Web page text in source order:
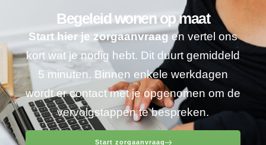
Begeleid wonen op maat
Start hier je zorgaanvraagen vertel ons
kort wat je nodig hebt. Dit duurt gemiddeld
5 minuten. Binnen enkele werkdagen
wordt er contact met je opgenomen om de
vervolgstappen te bespreken.
Start zorgaanvraag